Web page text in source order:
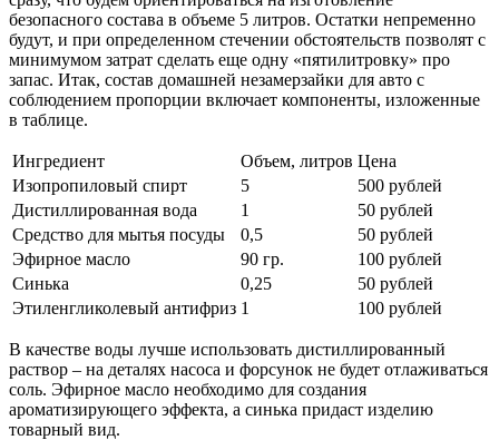
безопасного состава в объеме 5 литров. Остатки непременно
будут, и при определенном стечении обстоятельств позволят с
минимумом затрат сделать еще одну «пятилитровку» про
запас. Итак, состав домашней незамерзайки для авто с
соблюдением пропорции включает компоненты, изложенные
в таблице.
Ингредиент Объем, литров Цена
Изопропиловый спирт
5
500 рублей
Дистиллированная вода
1
50 рублей
Средство для мытья посуды
0,5
50 рублей
Эфирное масло
90 гр.
100 рублей
Синька
0,25
50 рублей
Этиленгликолевый антифриз 1 100 рублей
В качестве воды лучше использовать дистиллированный
раствор – на деталях насоса и форсунок не будет отлаживаться
соль. Эфирное масло необходимо для создания
ароматизирующего эффекта, а синька придаст изделию
товарный вид.